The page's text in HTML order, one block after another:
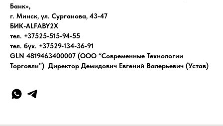
Банк»,
г. Минск, ул. Сурганова, 43-47
БИК-ALFABY2X
тел. +37525-515-94-55
тел. бух. +37529-134-36-91
GLN 4819463400007 (ООО “Современные Технологии
Торговли”) Директор Демидович Евгений Валерьевич (Устав)